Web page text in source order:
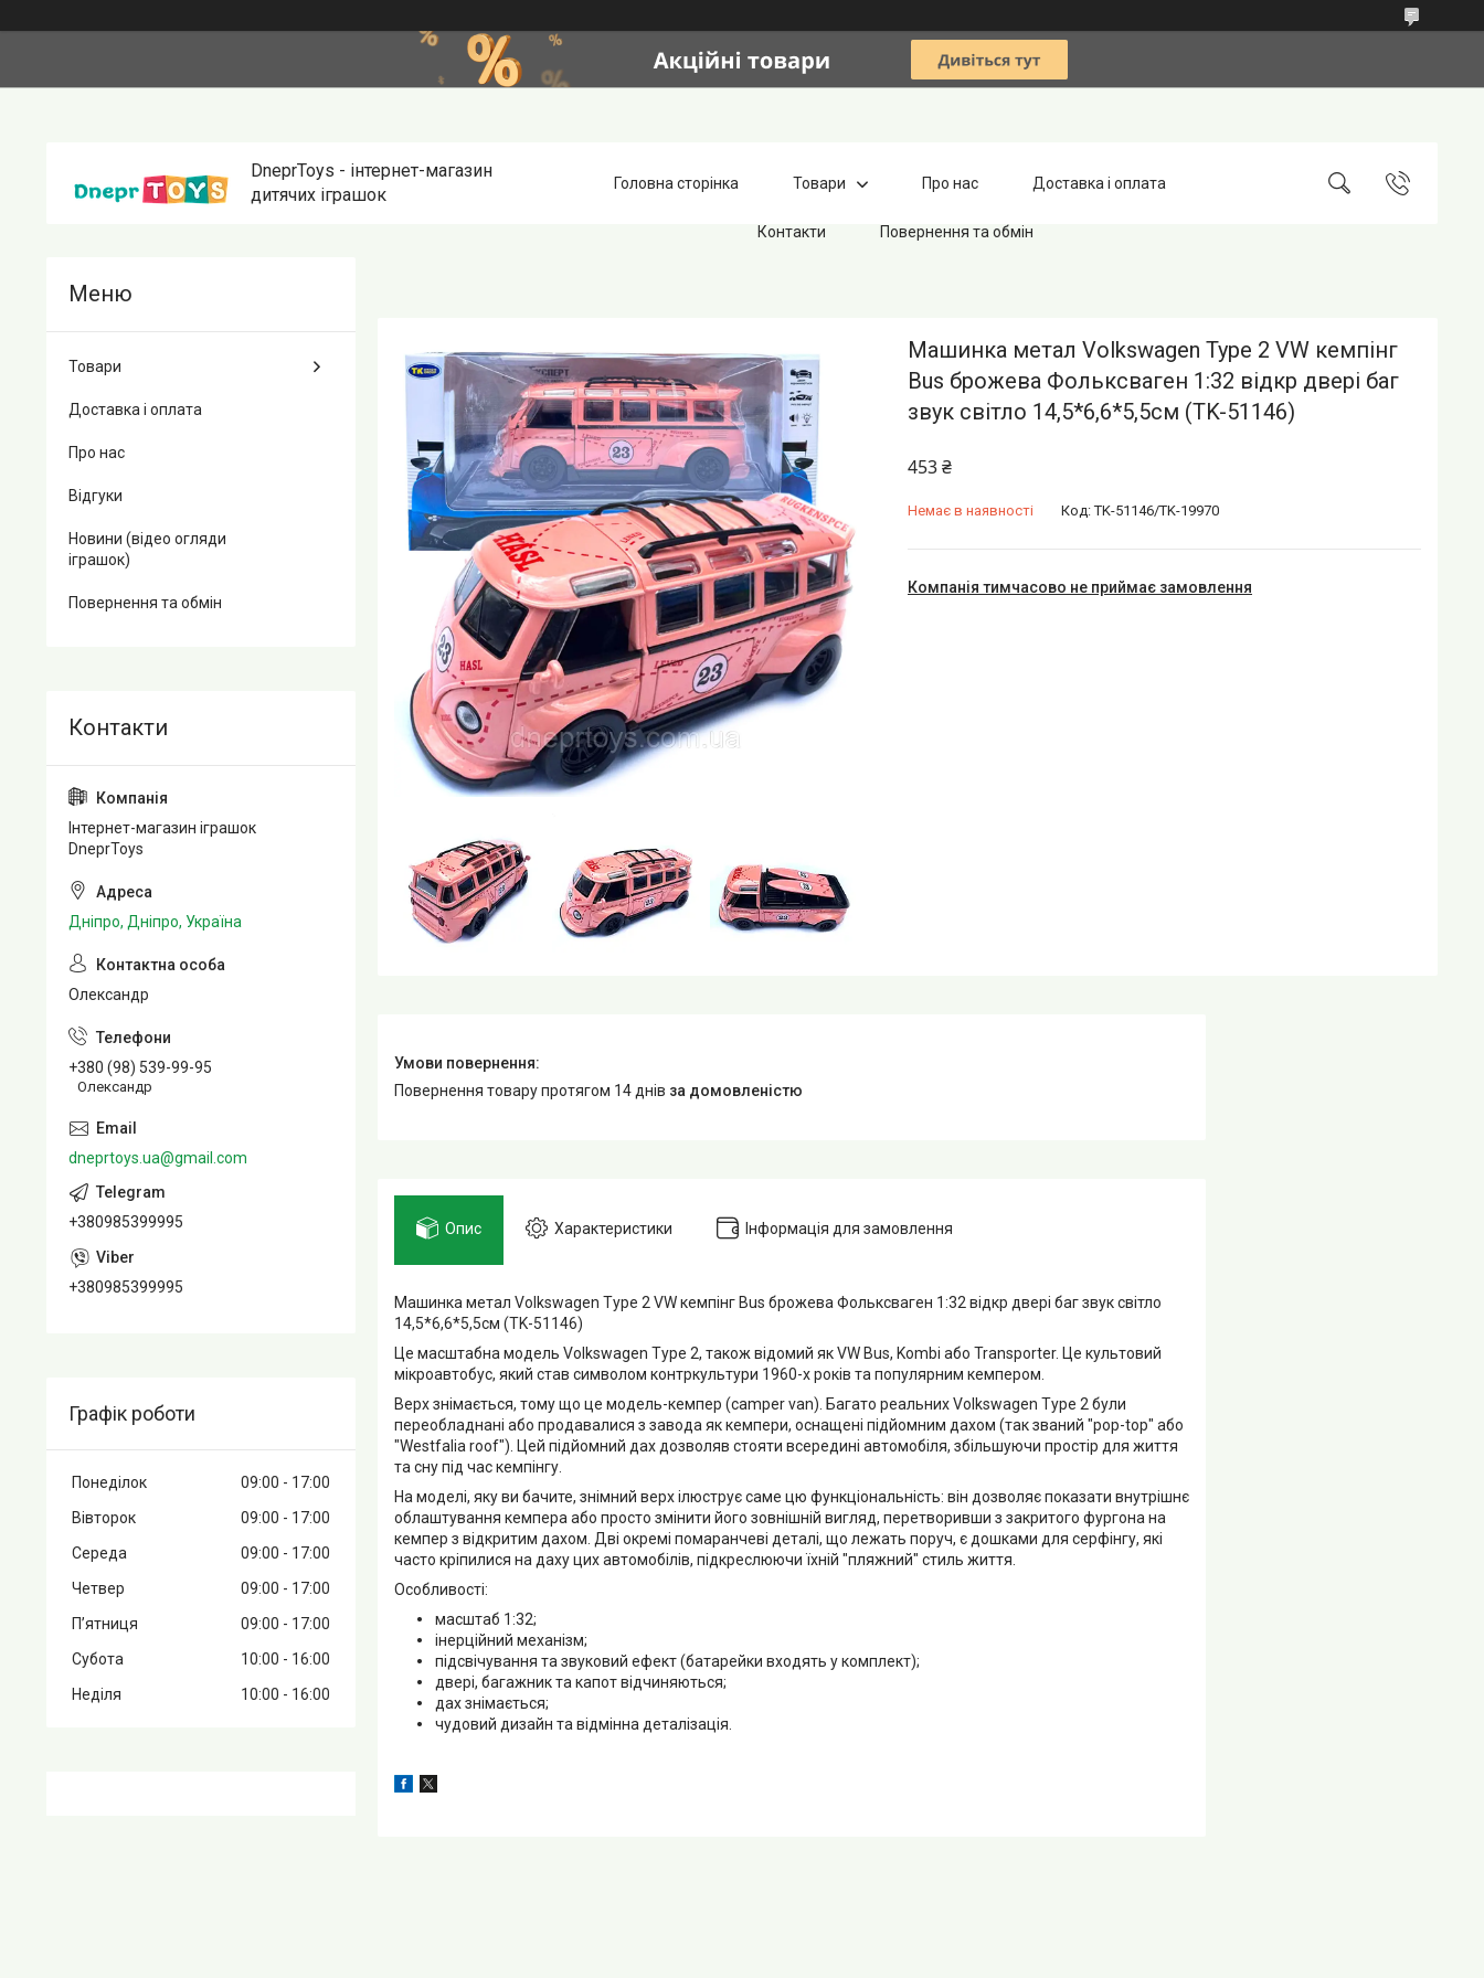
DneprToys - інтернет-магазин
дитячих іграшок
Головна сторінка Товари Про нас Доставка і оплата
Контакти Повернення та обмін
Машинка метал Volkswagen Type 2 VW кемпінг
Bus брожева Фольксваген 1:32 відкр двері баг
звук світло 14,5*6,6*5,5см (TK-51146)
453 ₴
Немає в наявності Код:TK-51146/TK-19970
Компанія тимчасово не приймає замовлення
повернення товару протягом 14 днів за домовленістю
Опис Характеристики Інформація для замовлення
Машинка метал Volkswagen Type 2 VW кемпінг Bus брожева Фольксваген 1:32 відкр двері баг звук світло
14,5*6,6*5,5см (TK-51146)
Це масштабна модель Volkswagen Type 2, також відомий як VW Bus, Kombi або Transporter. Це культовий
мікроавтобус, який став символом контркультури 1960-х років та популярним кемпером.
Верх знімається, тому що це модель-кемпер (camper van). Багато реальних Volkswagen Type 2 були
переобладнані або продавалися з завода як кемпери, оснащені підйомним дахом (так званий "pop-top" або
"Westfalia roof"). Цей підйомний дах дозволяв стояти всередині автомобіля, збільшуючи простір для життя
та сну під час кемпінгу.
На моделі, яку ви бачите, знімний верх ілюструє саме цю функціональність: він дозволяє показати внутрішнє
облаштування кемпера або просто змінити його зовнішній вигляд, перетворивши з закритого фургона на
кемпер з відкритим дахом. Дві окремі помаранчеві деталі, що лежать поруч, є дошками для серфінгу, які
часто кріпилися на даху цих автомобілів, підкреслюючи їхній "пляжний" стиль життя.
Особливості:
масштаб 1:32;
інерційний механізм;
підсвічування та звуковий ефект (батарейки входять у комплект);
двері, багажник та капот відчиняються;
дах знімається;
чудовий дизайн та відмінна деталізація.
Товари
Доставка і оплата
Про нас
Відгуки
Новини (відео огляди
іграшок)
Повернення та обмін
Інтернет-магазин іграшок
DneprToys
Дніпро, Дніпро, Україна
Олександр
+380 (98) 539-99-95
Олександр
dneprtoys.ua@gmail.com
+380985399995
+380985399995
Графік роботи
Понеділок 09:00
17:00
Вівторок
09:00
17:00
Середа
09:00
17:00
Четвер
09:00
17:00
Пʼятниця
09:00
17:00
Субота
10:00
16:00
Неділя
10:00 16:00